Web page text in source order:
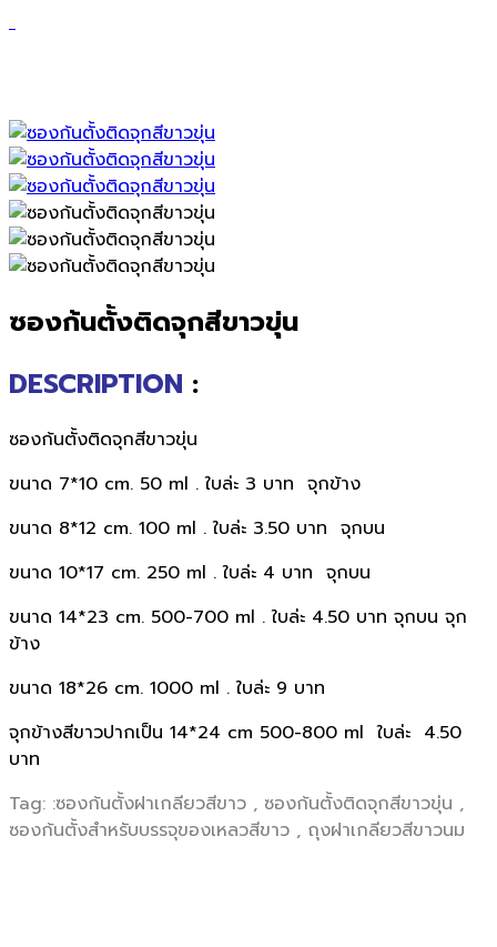
ซองก้นตั้งติดจุกสีขาวขุ่น
DESCRIPTION :
ซองก้นตั้งติดจุกสีขาวขุ่น
ขนาด 7*10 cm. 50 ml . ใบล่ะ 3 บาท จุกข้าง
ขนาด 8*12 cm. 100 ml . ใบล่ะ 3.50 บาท จุกบน
ขนาด 10*17 cm. 250 ml . ใบล่ะ 4 บาท จุกบน
ขนาด 14*23 cm. 500-700 ml . ใบล่ะ 4.50 บาท จุกบน จุก
ข้าง
ขนาด 18*26 cm. 1000 ml . ใบล่ะ 9 บาท
จุกข้างสีขาวปากเป็น 14*24 cm 500-800 ml ใบล่ะ 4.50
บาท
Tag: :ซองก้นตั้งฝาเกลียวสีขาว , ซองก้นตั้งติดจุกสีขาวขุ่น ,
ซองก้นตั้งสำหรับบรรจุของเหลวสีขาว , ถุงฝาเกลียวสีขาวนม